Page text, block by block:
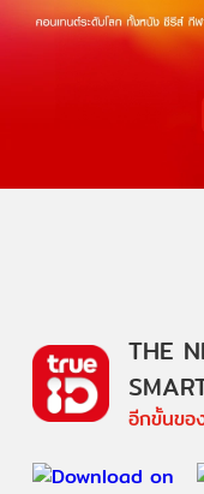
THE
อีกขั้นขอ